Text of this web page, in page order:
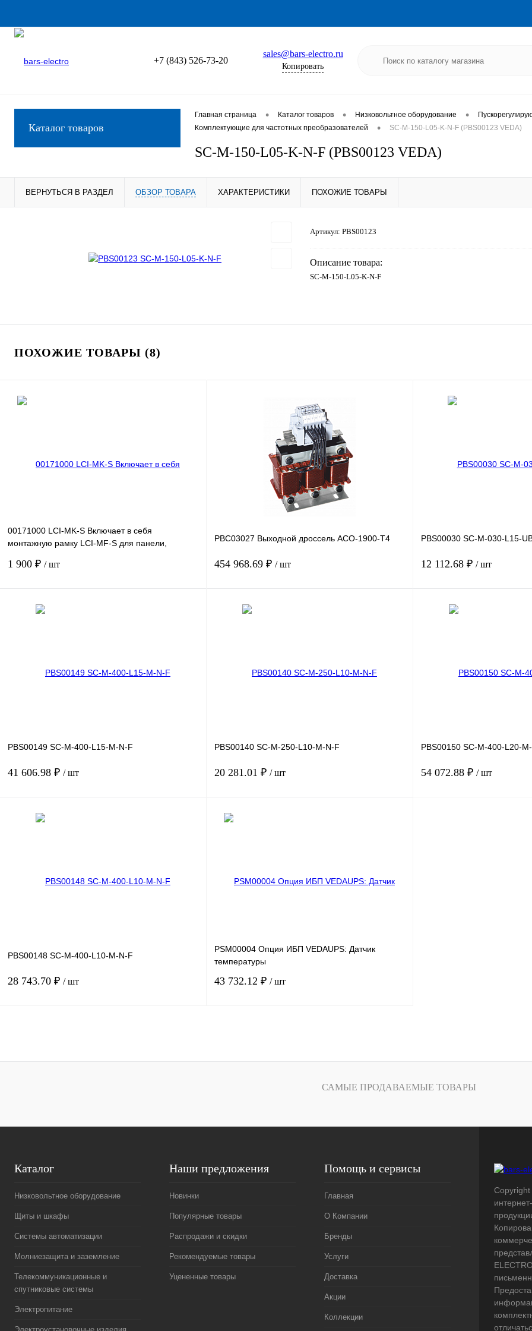
+7 (843) 526-73-20
sales@bars-electro.ru
Копировать
Каталог товаров
Главная страница • Каталог товаров • Низковольтное оборудование •
Комплектующие для частотных преобразователей • SC-M-150-L05-K-N-F (PBS00123 VEDA)
SC-M-150-L05-K-N-F (PBS00123 VEDA)
ВЕРНУТЬСЯ В РАЗДЕЛ ОБЗОР ТОВАРА ХАРАКТЕРИСТИКИ ПОХОЖИЕ ТОВАРЫ
Артикул: PBS00123
Описание товара:
SC-M-150-L05-K-N-F
ПОХОЖИЕ ТОВАРЫ (8)
00171000 LCI-MK-S Включает в себя
монтажную рамку LCI-MF-S для панели,
1 900 ₽ / шт
PBC03027 Выходной дроссель ACO-1900-T4
454 968.69 ₽ / шт
PBS00030 SC-M-030-L15-
12 112.68 ₽ / шт
PBS00149 SC-M-400-L15-M-N-F
41 606.98 ₽ / шт
PBS00140 SC-M-250-L10-M-N-F
20 281.01 ₽ / шт
PBS00150 SC-M-400-L20-
54 072.88 ₽ / шт
PBS00148 SC-M-400-L10-M-N-F
28 743.70 ₽ / шт
Купить в 1 клик Сравнение
PSM00004 Опция ИБП VEDAUPS: Датчик
температуры
43 732.12 ₽ / шт
Купить в 1 клик Сравнение
САМЫЕ ПРОДАВАЕМЫЕ ТОВАРЫ
Каталог
Низковольтное оборудование
Щиты и шкафы
Системы автоматизации
Молниезащита и заземление
Телекоммуникационные и
спутниковые системы
Электропитание
Наши предложения
Новинки
Популярные товары
Распродажи и скидки
Рекомендуемые товары
Уцененные товары
Помощь и сервисы
Главная
О Компании
Бренды
Услуги
Доставка
Акции
Коллекции